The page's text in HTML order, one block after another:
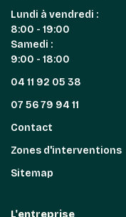
Lundi à vendredi :
8:00 - 19:00
Samedi :
9:00 - 18:00
04 11 92 05 38
07 56 79 94 11
Contact
Zones d'interventions
Sitemap
L'entreprise